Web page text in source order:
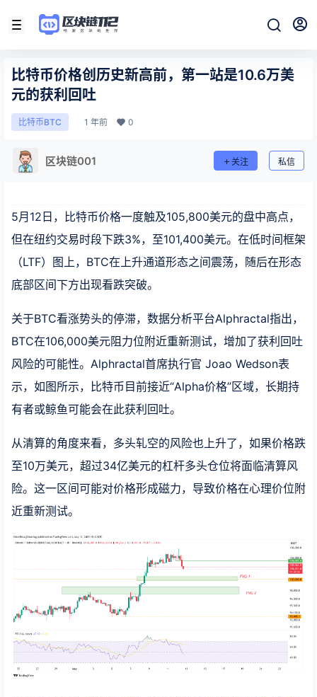
比特币价格创历史新高前，第一站是10.6万美
元的获利回吐
比特币BTC 1 年前 0
区块链001 关注 私信
5月12日，比特币价格一度触及105,800美元的盘中高点，
但在纽约交易时段下跌3%，至101,400美元。在低时间框架
（LTF）图上，BTC在上升通道形态之间震荡，随后在形态
底部区间下方出现看跌突破。
关于BTC看涨势头的停滞，数据分析平台Alphractal指出，
BTC在106,000美元阻力位附近重新测试，增加了获利回吐
风险的可能性。Alphractal首席执行官 Joao Wedson表
示，如图所示，比特币目前接近“Alpha价格”区域，长期持
有者或鲸鱼可能会在此获利回吐。
从清算的角度来看，多头轧空的风险也上升了，如果价格跌
至10万美元，超过34亿美元的杠杆多头仓位将面临清算风
险。这一区间可能对价格形成磁力，导致价格在心理价位附
近重新测试。